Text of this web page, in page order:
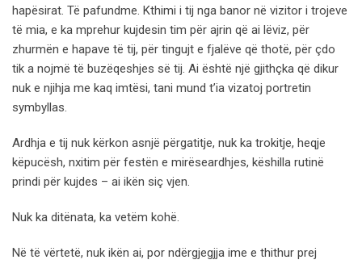
hapësirat. Të pafundme. Kthimi i tij nga banor në vizitor i trojeve
të mia, e ka mprehur kujdesin tim për ajrin që ai lëviz, për
zhurmën e hapave të tij, për tingujt e fjalëve që thotë, për çdo
tik a nojmë të buzëqeshjes së tij. Ai është një gjithçka që dikur
nuk e njihja me kaq imtësi, tani mund t’ia vizatoj portretin
symbyllas.
Ardhja e tij nuk kërkon asnjë përgatitje, nuk ka trokitje, heqje
këpucësh, nxitim për festën e mirëseardhjes, këshilla rutinë
prindi për kujdes – ai ikën siç vjen.
Nuk ka ditënata, ka vetëm kohë.
Në të vërtetë, nuk ikën ai, por ndërgjegjja ime e thithur prej